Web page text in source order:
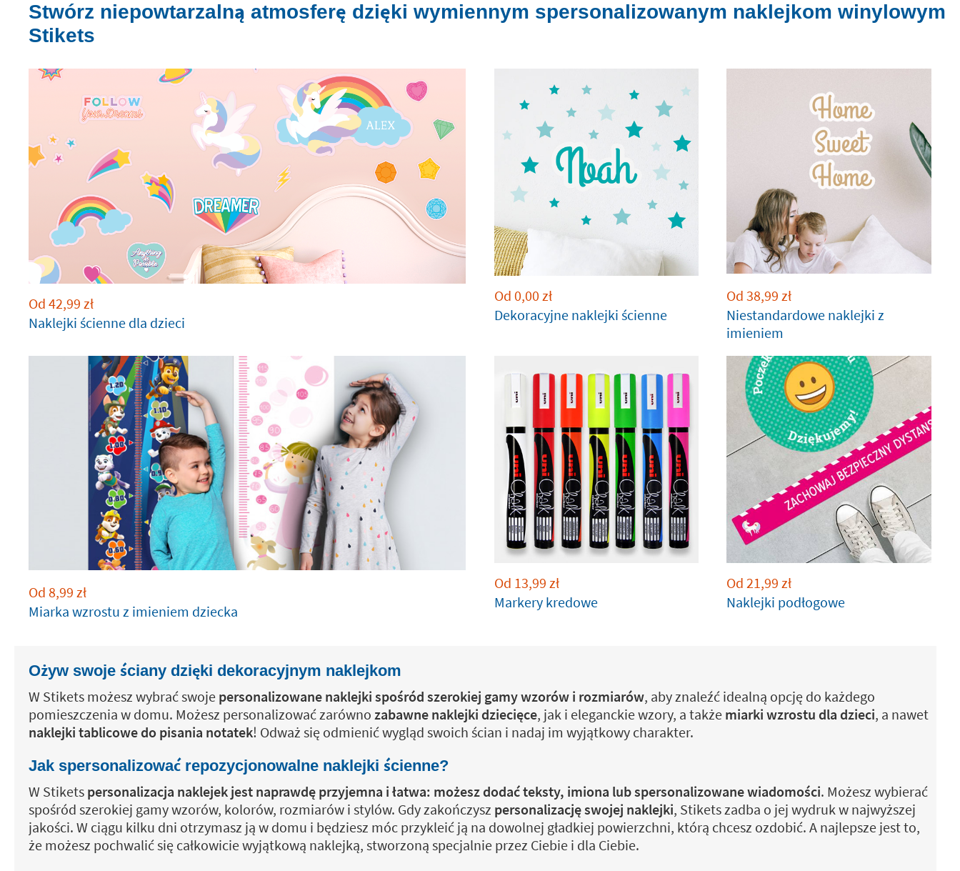
Stwórz niepowtarzalną atmosferę dzięki wymiennym spersonalizowanym naklejkom winylowym
Stikets
Od 42,99 zł
Naklejki ścienne dla dzieci
Od 0,00 zł
Dekoracyjne naklejki ścienne
Od38,99 zł
Niestandardowe naklejki z
imieniem
Od 8,99 zł
Miarka wzrostu z imieniem dziecka
Od 13,99 zł
Markery kredowe
Od 21,99 zł
Naklejki podłogowe
Ożyw swoje ściany dzięki dekoracyjnym naklejkom
W Stikets możesz wybrać swoje personalizowane naklejki spośród szerokiej gamy wzorów i rozmiarów, aby znaleźć idealną opcję do każdego
pomieszczenia w domu. Możesz personalizować zarówno zabawne naklejki dziecięce, jak i eleganckie wzory, a także miarki wzrostu dla dzieci, a nawet
naklejki tablicowe do pisania notatek! Odważ się odmienić wygląd swoich ścian i nadaj im wyjątkowy charakter.
Jak spersonalizować repozycjonowalne naklejki ścienne?
W Stikets personalizacja naklejek jest naprawdę przyjemna i łatwa: możesz dodać teksty, imiona lub spersonalizowane wiadomości. Możesz wybierać
spośród szerokiej gamy wzorów, kolorów, rozmiarów i stylów. Gdy zakończysz personalizację swojej naklejki, Stikets zadba o jej wydruk w najwyższej
jakości. W ciągu kilku dni otrzymasz ją w domu i będziesz móc przykleić ją na dowolnej gładkiej powierzchni, którą chcesz ozdobić. A najlepsze jest to,
że możesz pochwalić się całkowicie wyjątkową naklejką, stworzoną specjalnie przez Ciebie i dla Ciebie.